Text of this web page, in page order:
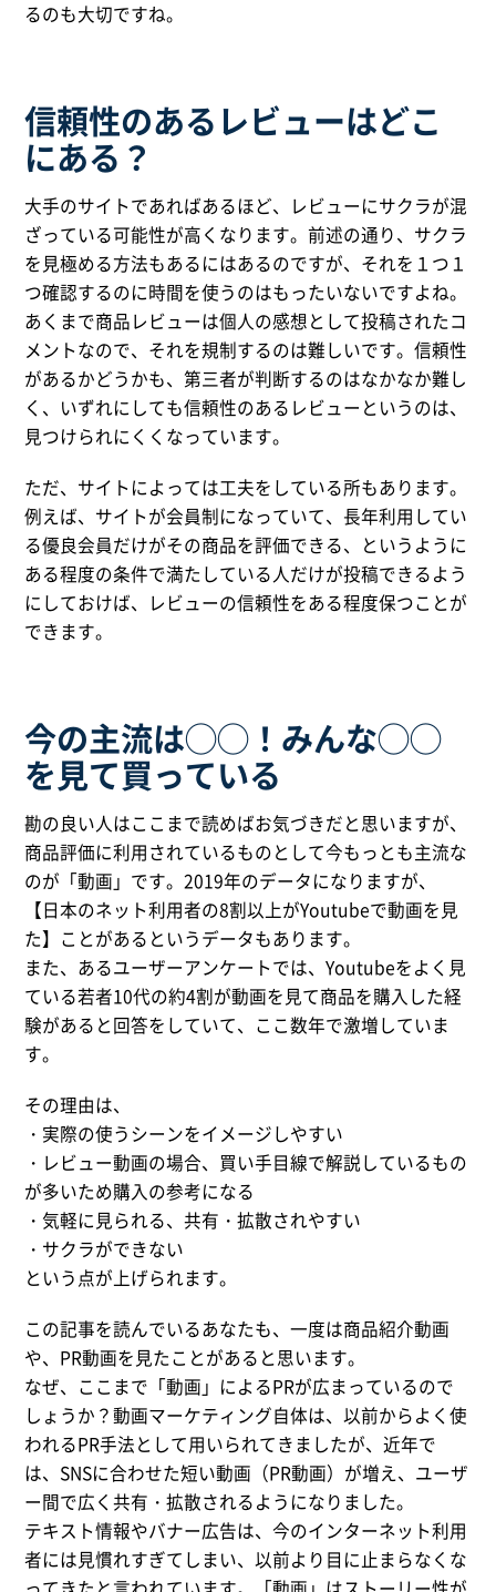
るのも大切ですね。
信頼性のあるレビューはどこ
にある？
大手のサイトであればあるほど、レビューにサクラが混
ざっている可能性が高くなります。前述の通り、サクラ
を見極める方法もあるにはあるのですが、それを１つ１
つ確認するのに時間を使うのはもったいないですよね。
あくまで商品レビューは個人の感想として投稿されたコ
メントなので、それを規制するのは難しいです。信頼性
があるかどうかも、第三者が判断するのはなかなか難し
く、いずれにしても信頼性のあるレビューというのは、
見つけられにくくなっています。
ただ、サイトによっては工夫をしている所もあります。
例えば、サイトが会員制になっていて、長年利用してい
る優良会員だけがその商品を評価できる、というように
ある程度の条件で満たしている人だけが投稿できるよう
にしておけば、レビューの信頼性をある程度保つことが
できます。
今の主流は◯◯！みんな◯◯
を見て買っている
勘の良い人はここまで読めばお気づきだと思いますが、
商品評価に利用されているものとして今もっとも主流な
のが「動画」です。2019年のデータになりますが、
【日本のネット利用者の8割以上がYoutubeで動画を見
た】ことがあるというデータもあります。
また、あるユーザーアンケートでは、Youtubeをよく見
ている若者10代の約4割が動画を見て商品を購入した経
験があると回答をしていて、ここ数年で激増していま
す。
その理由は、
・実際の使うシーンをイメージしやすい
・レビュー動画の場合、買い手目線で解説しているもの
が多いため購入の参考になる
・気軽に見られる、共有・拡散されやすい
・サクラができない
という点が上げられます。
この記事を読んでいるあなたも、一度は商品紹介動画
や、PR動画を見たことがあると思います。
なぜ、ここまで「動画」によるPRが広まっているので
しょうか？動画マーケティング自体は、以前からよく使
われるPR手法として用いられてきましたが、近年で
は、SNSに合わせた短い動画（PR動画）が増え、ユーザ
ー間で広く共有・拡散されるようになりました。
テキスト情報やバナー広告は、今のインターネット利用
者には見慣れすぎてしまい、以前より目に止まらなくな